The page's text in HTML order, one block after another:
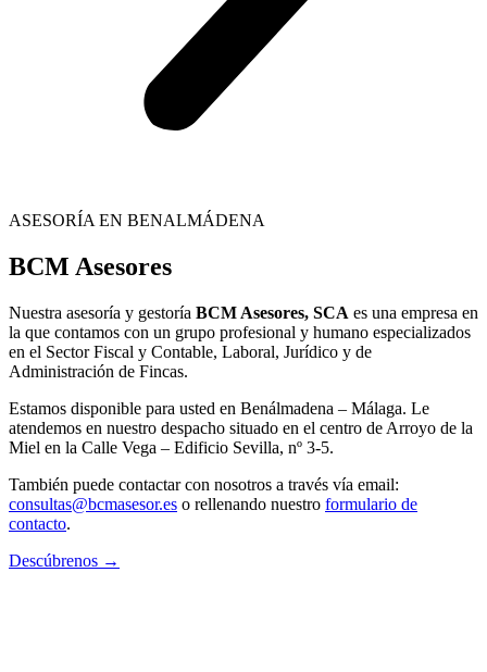
ASESORÍA EN BENALMÁDENA
BCM Asesores
Nuestra asesoría y gestoría BCM Asesores, SCA es una empresa en
la que contamos con un grupo profesional y humano especializados
en el Sector Fiscal y Contable, Laboral, Jurídico y de
Administración de Fincas.
Estamos disponible para usted en Benálmadena – Málaga. Le
atendemos en nuestro despacho situado en el centro de Arroyo de la
Miel en la Calle Vega – Edificio Sevilla, nº 3-5.
También puede contactar con nosotros a través vía email:
consultas@bcmasesor.es o rellenando nuestro formulario de
contacto.
Descúbrenos →